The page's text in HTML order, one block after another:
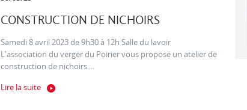
CONSTRUCTION DE NICHOIRS
Samedi 8 avril 2023 de 9h30 à 12h Salle du lavoir
L'association du verger du Poirier vous propose un atelier de
construction de nichoirs....
Lire la suite